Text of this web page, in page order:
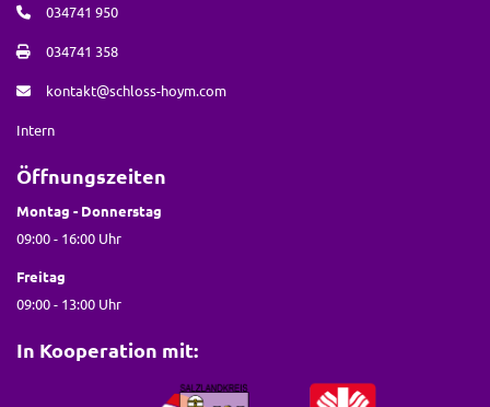
034741 950
034741 358
kontakt@schloss-hoym.com
Intern
Öffnungszeiten
Montag - Donnerstag
09:00 - 16:00 Uhr
Freitag
09:00 - 13:00 Uhr
In Kooperation mit: